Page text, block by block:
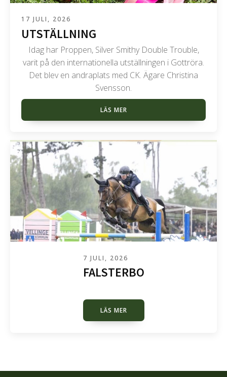
17 JULI, 2026
UTSTÄLLNING
Idag har Proppen, Silver Smithy Double Trouble,
varit på den internationella utställningen i Gottröra.
Det blev en andraplats med CK. Ägare Christina
Svensson.
LÄS MER
7 JULI, 2026
FALSTERBO
LÄS MER